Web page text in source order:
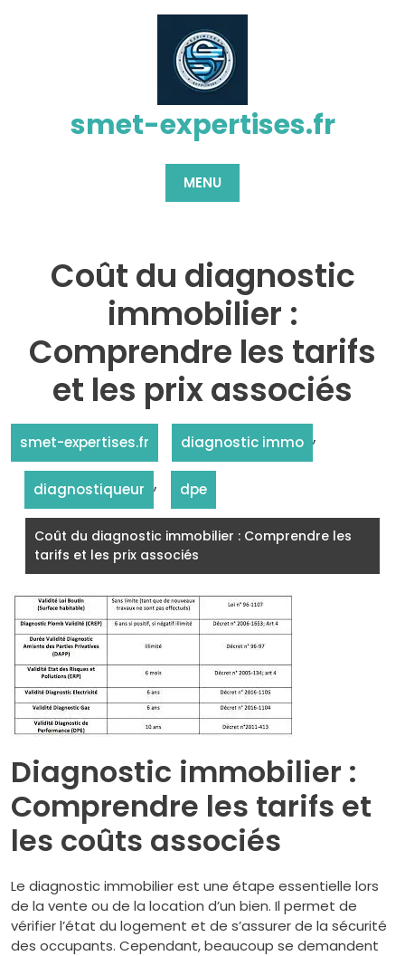
smet-expertises.fr
MENU
Coût du diagnostic
immobilier :
Comprendre les tarifs
et les prix associés
smet-expertises.fr diagnostic immo ,
diagnostiqueur , dpe
Coût du diagnostic immobilier : Comprendre les
tarifs et les prix associés
Diagnostic immobilier :
Comprendre les tarifs et
les coûts associés
Le diagnostic immobilier est une étape essentielle lors
de la vente ou de la location d’un bien. Il permet de
vérifier l’état du logement et de s’assurer de la sécurité
des occupants. Cependant, beaucoup se demandent